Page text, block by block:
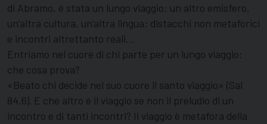
di Abramo, è stata un lungo viaggio: un altro emisfero,
un’altra cultura, un’altra lingua; distacchi non metaforici
e incontri altrettanto reali…
Entriamo nel cuore di chi parte per un lungo viaggio:
che cosa prova?
«Beato chi decide nel suo cuore il santo viaggio» (Sal
84,6). E che altro è il viaggio se non il preludio di un
incontro e di tanti incontri? Il viaggio è metafora della